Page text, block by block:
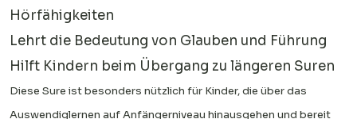
Hörfähigkeiten
Lehrt die Bedeutung von Glauben und Führung
Hilft Kindern beim Übergang zu längeren Suren
Diese Sure ist besonders nützlich für Kinder, die über das
Auswendiglernen auf Anfängerniveau hinausgehen und bereit